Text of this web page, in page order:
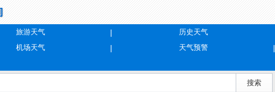
旅游天气
历史天气
机场天气
天气预警